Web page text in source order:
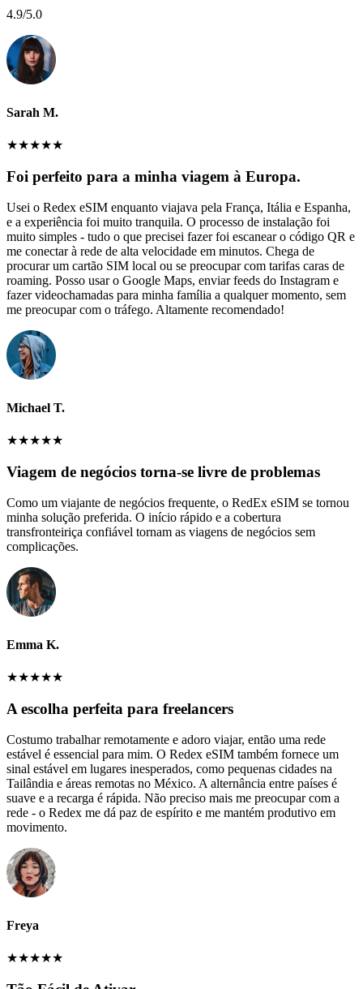
4.9/5.0
Sarah M.
★★★★★
Foi perfeito para a minha viagem à Europa.
Usei o Redex eSIM enquanto viajava pela França, Itália e Espanha,
e a experiência foi muito tranquila. O processo de instalação foi
muito simples - tudo o que precisei fazer foi escanear o código QR e
me conectar à rede de alta velocidade em minutos. Chega de
procurar um cartão SIM local ou se preocupar com tarifas caras de
roaming. Posso usar o Google Maps, enviar feeds do Instagram e
fazer videochamadas para minha família a qualquer momento, sem
me preocupar com o tráfego. Altamente recomendado!
Michael T.
★★★★★
Viagem de negócios torna-se livre de problemas
Como um viajante de negócios frequente, o RedEx eSIM se tornou
minha solução preferida. O início rápido e a cobertura
transfronteiriça confiável tornam as viagens de negócios sem
complicações.
Emma K.
★★★★★
A escolha perfeita para freelancers
Costumo trabalhar remotamente e adoro viajar, então uma rede
estável é essencial para mim. O Redex eSIM também fornece um
sinal estável em lugares inesperados, como pequenas cidades na
Tailândia e áreas remotas no México. A alternância entre países é
suave e a recarga é rápida. Não preciso mais me preocupar com a
rede - o Redex me dá paz de espírito e me mantém produtivo em
movimento.
Freya
★★★★★